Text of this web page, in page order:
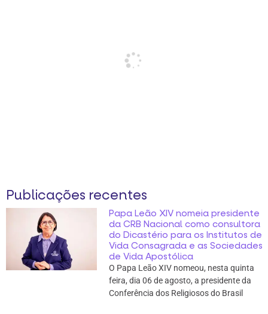
Publicações recentes
Papa Leão XIV nomeia presidente
da CRB Nacional como consultora
do Dicastério para os Institutos de
Vida Consagrada e as Sociedades
de Vida Apostólica
O Papa Leão XIV nomeou, nesta quinta
feira, dia 06 de agosto, a presidente da
Conferência dos Religiosos do Brasil